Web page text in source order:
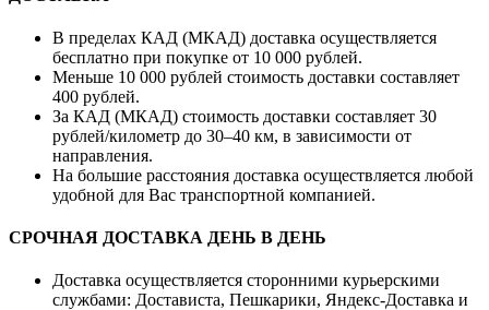
В пределах КАД (МКАД) доставка осуществляется
бесплатно при покупке от 10 000 рублей.
Меньше 10 000 рублей стоимость доставки составляет
400 рублей.
За КАД (МКАД) стоимость доставки составляет 30
рублей/километр до 30–40 км, в зависимости от
направления.
На большие расстояния доставка осуществляется любой
удобной для Вас транспортной компанией.
СРОЧНАЯ ДОСТАВКА ДЕНЬ В ДЕНЬ
Доставка осуществляется сторонними курьерскими
службами: Достависта, Пешкарики, Яндекс-Доставка и